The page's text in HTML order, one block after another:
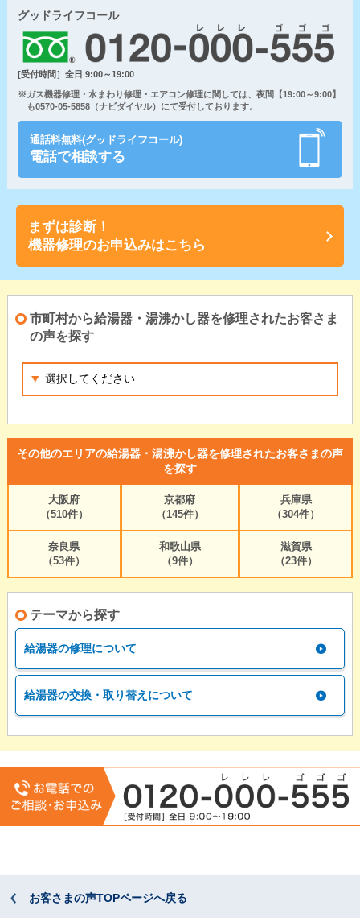
グッドライフコール
[受付時間］全日 9:00～19:00
※ガス機器修理・水まわり修理・エアコン修理に関しては、夜間【19:00～9:00】
も0570-05-5858（ナビダイヤル）にて受付しております。
通話料無料(グッドライフコール)
電話で相談する
まずは診断！
機器修理のお申込みはこちら
市町村から給湯器・湯沸かし器を修理されたお客さま
の声を探す
その他のエリアの給湯器・湯沸かし器を修理されたお客さまの声
を探す
大阪府
（510件）
京都府
（145件）
兵庫県
（304件）
奈良県
（53件）
和歌山県
（9件）
滋賀県
（23件）
テーマから探す
給湯器の修理について
給湯器の交換・取り替えについて
お客さまの声TOPページへ戻る